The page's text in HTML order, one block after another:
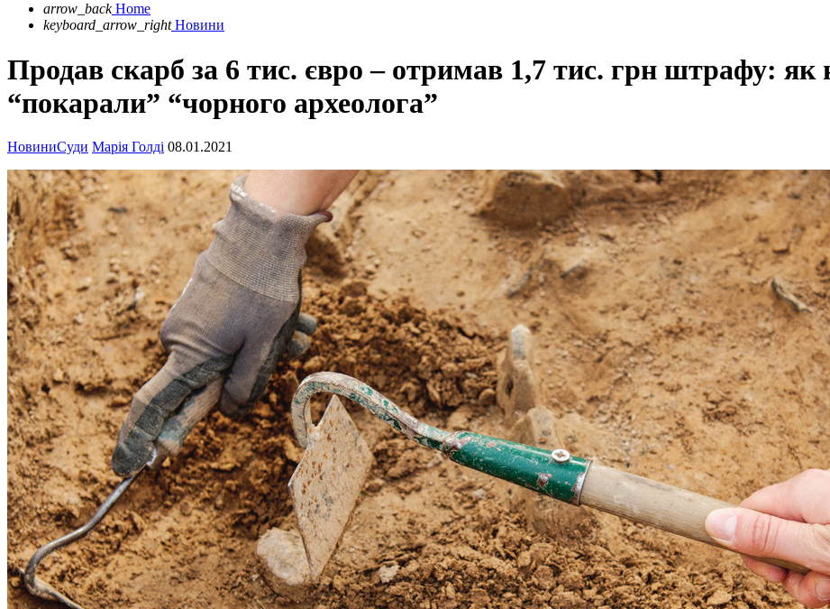
arrow_back Home
keyboard_arrow_right Новини
Продав скарб за 6 тис. євро – отримав 1,7 тис. грн штрафу: як
“покарали” “чорного археолога”
НовиниСуди Марія Голді 08.01.2021